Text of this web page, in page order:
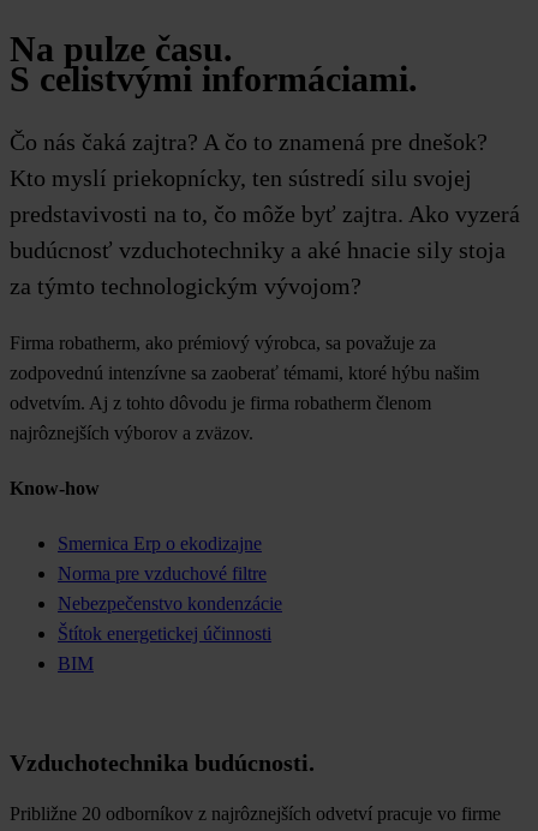
Na pulze času.
S celistvými informáciami.
Čo nás čaká zajtra? A čo to znamená pre dnešok?
Kto myslí priekopnícky, ten sústredí silu svojej
predstavivosti na to, čo môže byť zajtra. Ako vyzerá
budúcnosť vzduchotechniky a aké hnacie sily stoja
za týmto technologickým vývojom?
Firma robatherm, ako prémiový výrobca, sa považuje za
zodpovednú intenzívne sa zaoberať témami, ktoré hýbu našim
odvetvím. Aj z tohto dôvodu je firma robatherm členom
najrôznejších výborov a zväzov.
Know-how
Smernica Erp o ekodizajne
Norma pre vzduchové filtre
Nebezpečenstvo kondenzácie
Štítok energetickej účinnosti
BIM
Vzduchotechnika budúcnosti.
Približne 20 odborníkov z najrôznejších odvetví pracuje vo firme